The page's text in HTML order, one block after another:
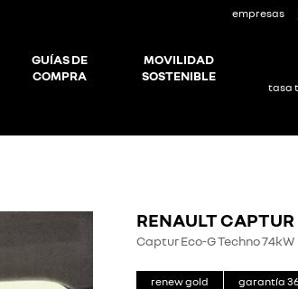
empresas
GUÍAS DE
COMPRA
MOVILIDAD
SOSTENIBLE
tasa
RENAULT CAPTUR
Captur Eco-G Techno 74kW
renew gold garantía